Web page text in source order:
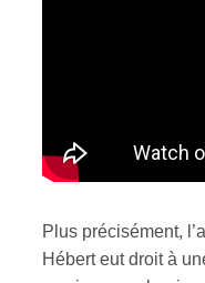
Plus précisément,
Hébert eut droit à